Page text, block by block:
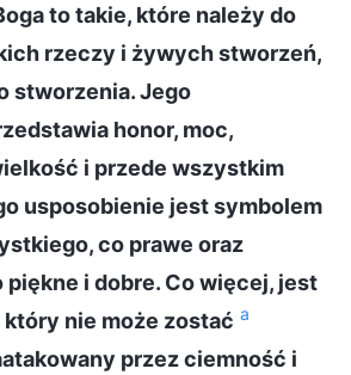
to takie, które należy do
rzeczy i żywych stworzeń,
stworzenia. Jego
honor, moc,
i przede wszystkim
usposobienie jest symbolem
co prawe oraz
i dobre. Co więcej, jest
nie może zostać a
przez ciemność i